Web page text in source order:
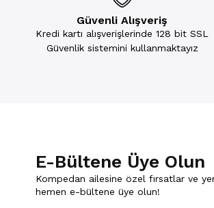
Güvenli Alışveriş
Kredi kartı alışverişlerinde 128 bit SSL
Güvenlik sistemini kullanmaktayız
E-Bültene Üye Olun
Kompedan ailesine özel fırsatlar ve
hemen e-bültene üye olun!